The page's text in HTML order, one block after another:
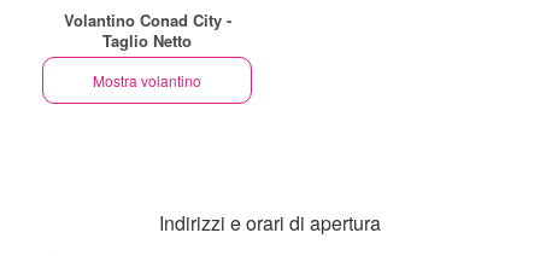
Volantino Conad City -
Taglio Netto
Mostra volantino
Indirizzi e orari di apertura